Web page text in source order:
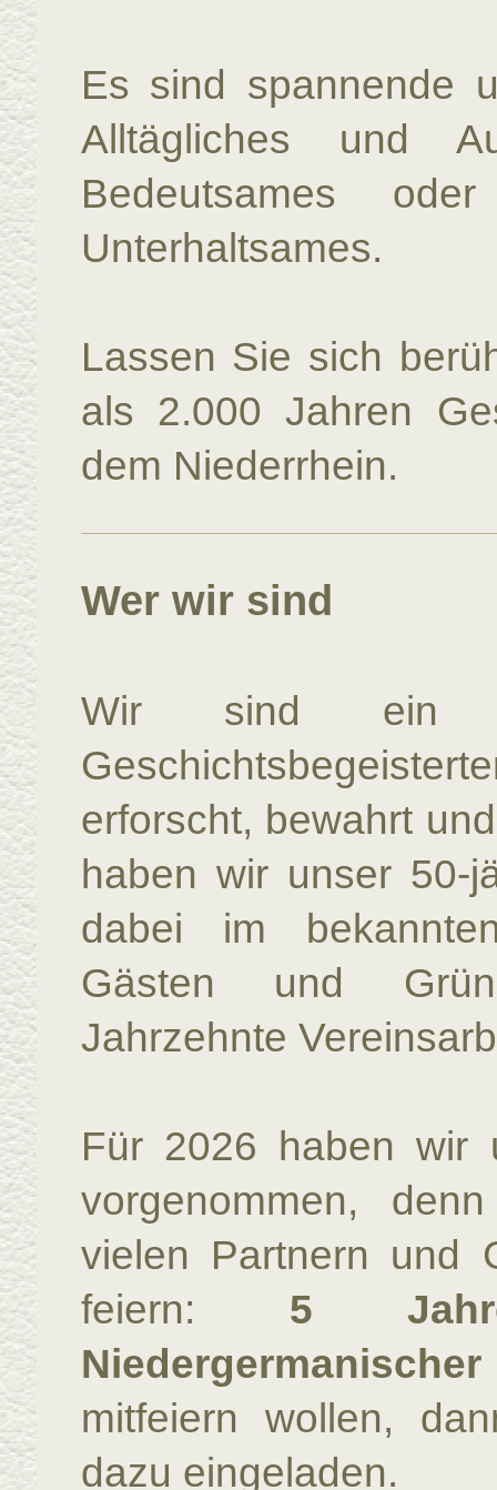
Es sind spannende
Alltägliches und
Bedeutsames
Unterhaltsames.
Lassen Sie sich
als 2.000 Jahren
dem Niederrhein.
Wer wir sind
Wir sind ein
erforscht, bewahrt
haben wir unser
dabei im
Gästen und
Jahrzehnte
Für 2026 haben wir
vorgenommen,
vielen Partnern und
feiern: 5
mitfeiern wollen,
dazu eingeladen.